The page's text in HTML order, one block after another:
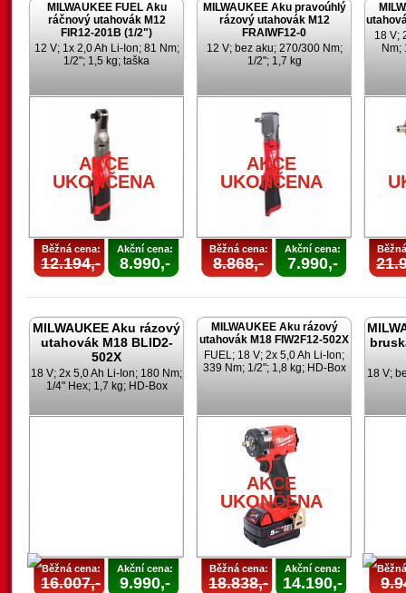
MILWAUKEE FUEL Aku
ráčnový utahovák M12
FIR12-201B (1/2")
12 V; 1x 2,0 Ah Li-Ion; 81 Nm;
1/2"; 1,5 kg; taška
AKCE
UKONČENA
Běžná cena:
12.194,-
Akční cena:
8.990,-
MILWAUKEE Aku pravoúhlý
rázový utahovák M12
FRAIWF12-0
12 V; bez aku; 270/300 Nm;
1/2"; 1,7 kg
AKCE
UKONČENA
Běžná cena:
8.868,-
Akční cena:
7.990,-
18 V;
Nm;
MILWAUKEE Aku rázový
utahovák M18 BLID2-
502X
18 V; 2x 5,0 Ah Li-Ion; 180 Nm;
1/4" Hex; 1,7 kg; HD-Box
Běžná cena:
16.007,-
Akční cena:
9.990,-
MILWAUKEE Aku rázový
utahovák M18 FIW2F12-502X
FUEL; 18 V; 2x 5,0 Ah Li-Ion;
339 Nm; 1/2"; 1,8 kg; HD-Box
AKCE
UKONČENA
Běžná cena:
18.838,-
Akční cena:
14.190,-
18 V;